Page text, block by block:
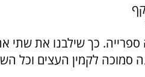
ספרייה. כך שילבנו את שתי
לקמין העצים וכל